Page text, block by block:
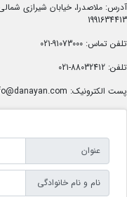
1991634413
تلفن تماس: 91073000-021
تلفن: 88032412-021
پست الکترونیک: info@danayan.com
عنوان
نام و نام خانوادگی